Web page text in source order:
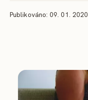
Publikováno: 09. 01. 2020